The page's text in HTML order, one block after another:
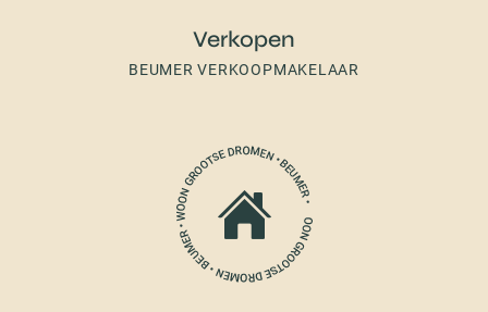
Verkopen
BEUMER VERKOOPMAKELAAR